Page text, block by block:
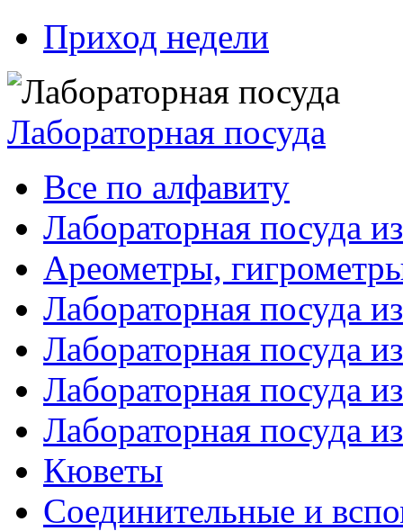
Приход недели
Лабораторная посуда
Все по алфавиту
Лабораторная посуда
Ареометры,
Лабораторная посуда
Лабораторная посуда
Лабораторная посуда
Лабораторная посуда
Кюветы
Соединительные и